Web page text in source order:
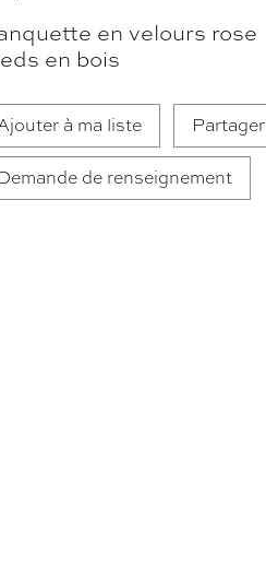
en velours rose
en bois
à ma liste Partager
Demande de renseignement